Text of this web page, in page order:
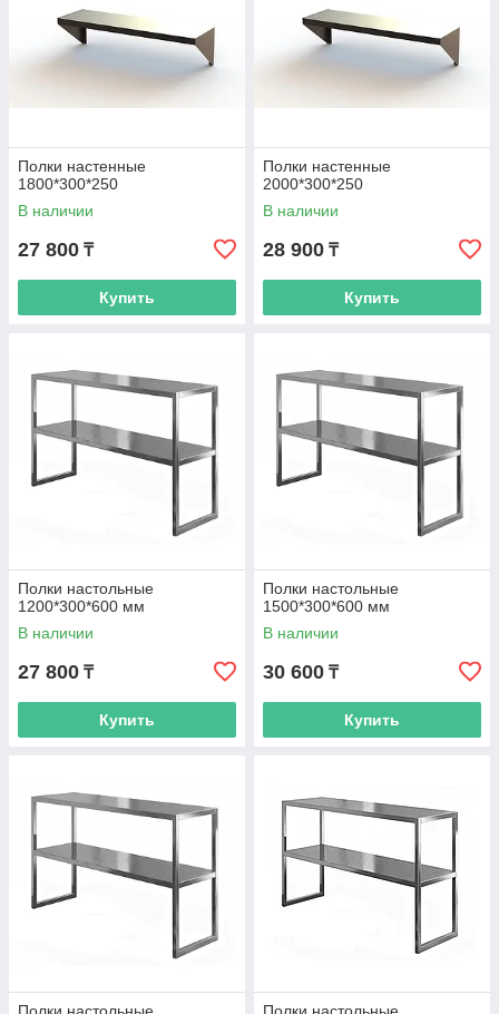
Полки настенные
1800*300*250
В наличии
27 800 ₸
Купить
Полки настенные
2000*300*250
В наличии
28 900 ₸
Купить
Полки настольные
1200*300*600 мм
В наличии
27 800 ₸
Купить
Полки настольные
1500*300*600 мм
В наличии
30 600 ₸
Купить